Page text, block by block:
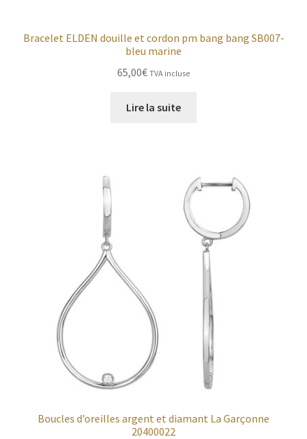
Bracelet ELDEN douille et cordon pm bang bang SB007-
bleu marine
65,00€ TVA incluse
Lire la suite
Boucles d’oreilles argent et diamant La Garçonne
20400022